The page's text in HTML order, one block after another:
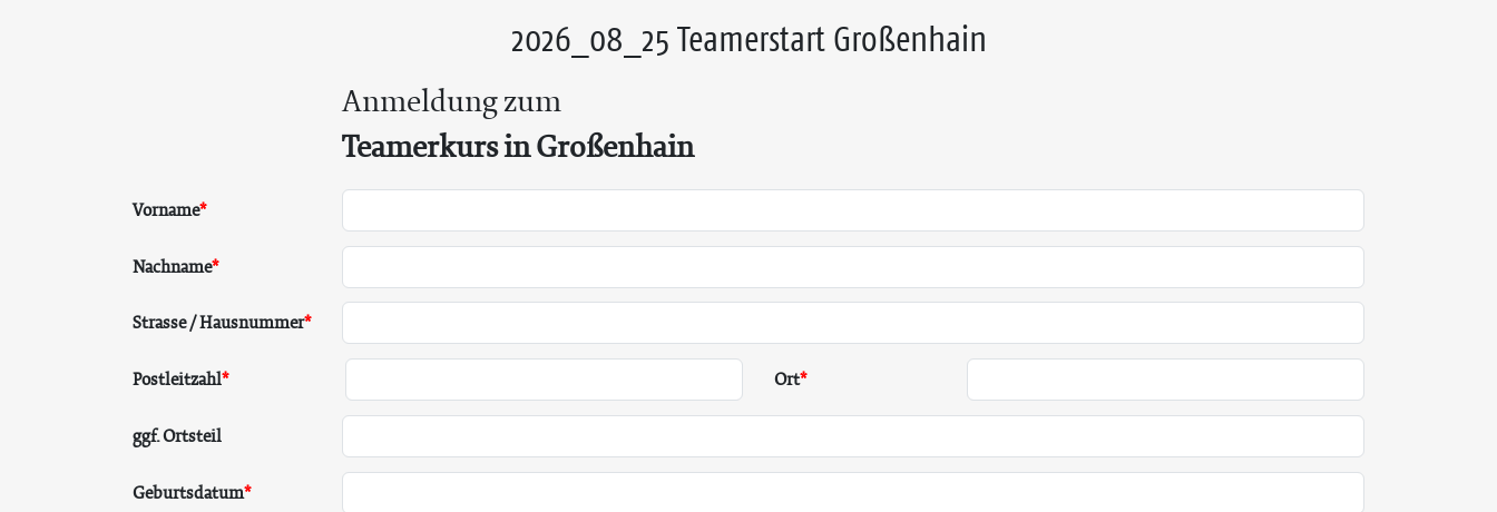
2026_08_25 Teamerstart Großenhain
Anmeldung zum
Teamerkurs in Großenhain
Vorname
Nachname
Strasse / Hausnummer
Postleitzahl Ort
ggf. Ortsteil
Geburtsdatum